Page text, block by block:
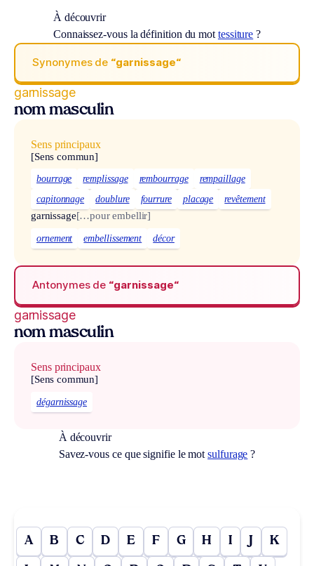
À découvrir
Connaissez-vous la définition du mot tessiture ?
Synonymes de “garnissage“
garnissage
nom masculin
Sens principaux
[Sens commun]
bourrage remplissage rembourrage
rempaillage
capitonnage
doublure fourrure placage revêtement
garnissage[…pour embellir]
ornement embellissement décor
Antonymes de “garnissage“
garnissage
nom masculin
Sens principaux
[Sens commun]
dégarnissage
À découvrir
Savez-vous ce que signifie le motsulfurage ?
A B C D E F G H I J K